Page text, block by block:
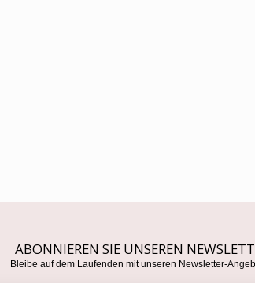
ABONNIEREN SIE UNSEREN
Bleibe auf dem Laufenden mit unseren Newsletter-